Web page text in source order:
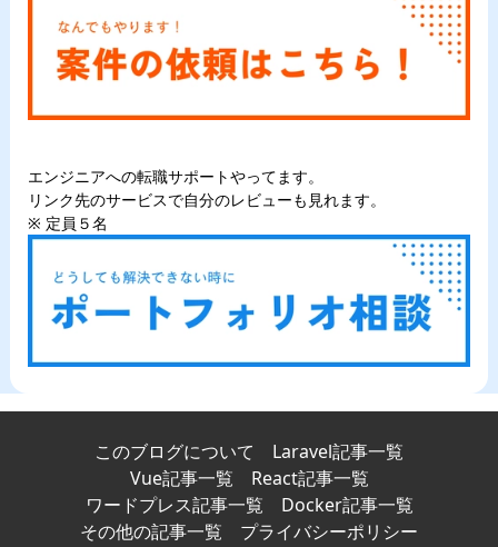
エンジニアへの転職サポートやってます。
リンク先のサービスで自分のレビューも見れます。
※ 定員５名
このブログについて
Laravel記事一覧
Vue記事一覧
React記事一覧
ワードプレス記事一覧
Docker記事一覧
その他の記事一覧
プライバシーポリシー